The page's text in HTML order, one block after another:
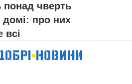
понад чверть
домі: про них
всі